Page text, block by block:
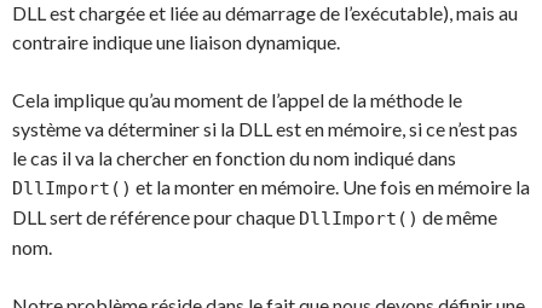
DLL est chargée et liée au démarrage de l’exécutable), mais au
contraire indique une liaison dynamique.
Cela implique qu’au moment de l’appel de la méthode le
système va déterminer si la DLL est en mémoire, si ce n’est pas
le cas il va la chercher en fonction du nom indiqué dans
DllImport() et la monter en mémoire. Une fois en mémoire la
DLL sert de référence pour chaque DllImport() de même
nom.